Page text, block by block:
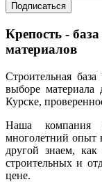
Подписаться
Крепость -
материалов
Строительная
выборе материала
Курске,
Наша компания
многолетний опыт
другой знаем, как
строительных и
цене.